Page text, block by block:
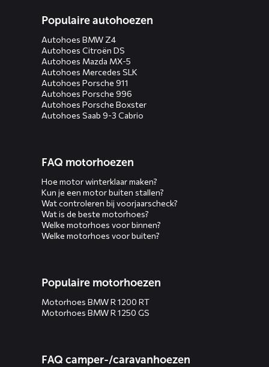
Populaire autohoezen
Autohoes BMW Z4
Autohoes Citroën DS
Autohoes Mazda MX-5
Autohoes Mercedes SLK
Autohoes Porsche 911
Autohoes Porsche 996
Autohoes Porsche Boxster
Autohoes Saab 9-3 Cabrio
FAQ motorhoezen
Hoe motor winterklaar maken?
Kun je een motor buiten stallen?
Wat controleren bij voorjaarscheck?
Wat is de beste motorhoes?
Welke motorhoes voor binnen?
Welke motorhoes voor buiten?
Populaire motorhoezen
Motorhoes BMW R 1200 RT
Motorhoes BMW R 1250 GS
FAQ camper-/caravanhoezen